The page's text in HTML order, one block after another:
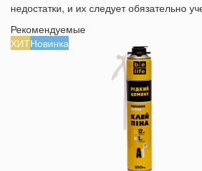
недостатки, и их следует обязательно
Рекомендуемые
ХИТНовинка